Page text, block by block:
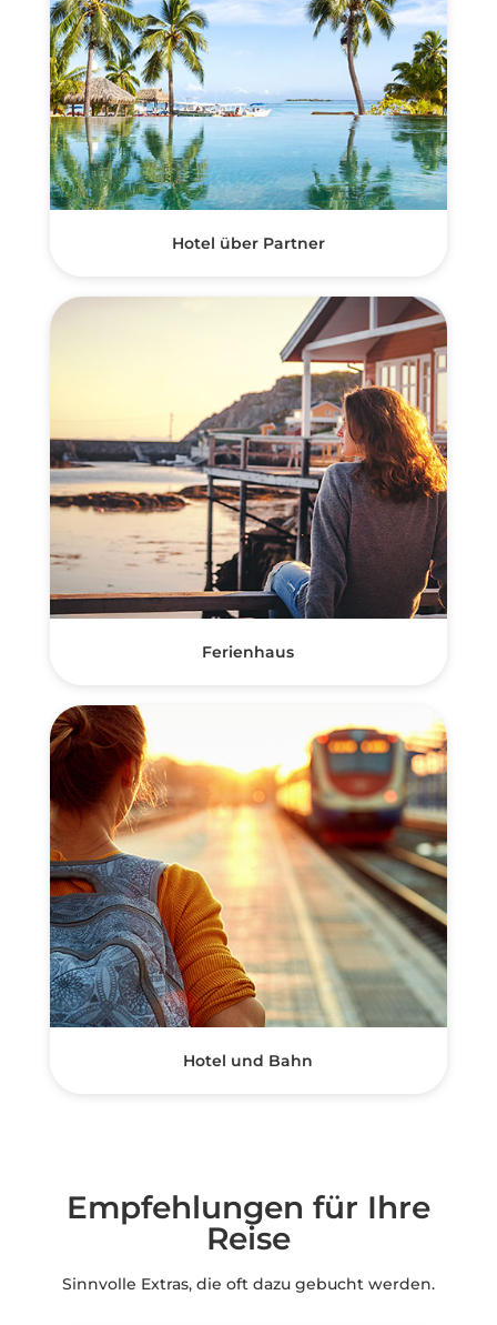
Hotel über Partner
Ferienhaus
Hotel und Bahn
Empfehlungen für Ihre
Reise
Sinnvolle Extras, die oft dazu gebucht werden.